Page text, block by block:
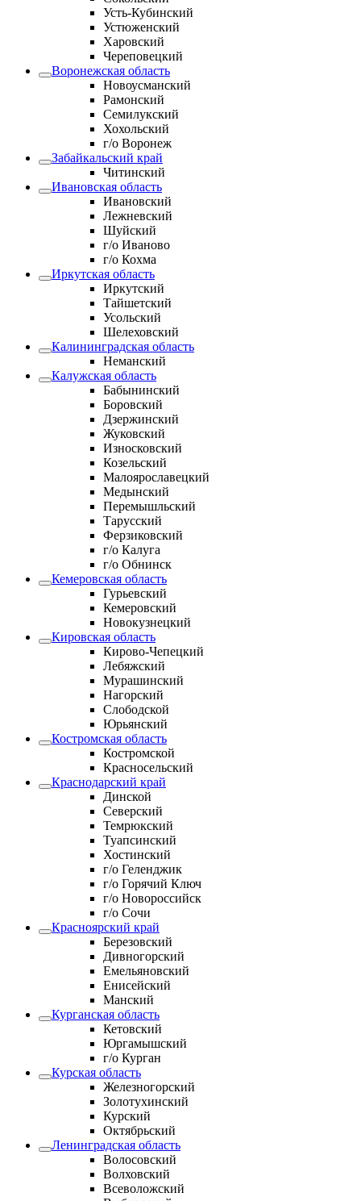
Усть-Кубинский
Устюженский
Харовский
Череповецкий
Воронежская область
Новоусманский
Рамонский
Семилукский
Хохольский
г/о Воронеж
Забайкальский край
Читинский
Ивановская область
Ивановский
Лежневский
Шуйский
г/о Иваново
г/о Кохма
Иркутская область
Иркутский
Тайшетский
Усольский
Шелеховский
Калининградская область
Неманский
Калужская область
Бабынинский
Боровский
Дзержинский
Жуковский
Износковский
Козельский
Малоярославецкий
Медынский
Перемышльский
Тарусский
Ферзиковский
г/о Калуга
г/о Обнинск
Кемеровская область
Гурьевский
Кемеровский
Новокузнецкий
Кировская область
Кирово-Чепецкий
Лебяжский
Мурашинский
Нагорский
Слободской
Юрьянский
Костромская область
Костромской
Красносельский
Краснодарский край
Динской
Северский
Темрюкский
Туапсинский
Хостинский
г/о Геленджик
г/о Горячий Ключ
г/о Новороссийск
г/о Сочи
Красноярский край
Березовский
Дивногорский
Емельяновский
Енисейский
Манский
Курганская область
Кетовский
Юргамышский
г/о Курган
Курская область
Железногорский
Золотухинский
Курский
Октябрьский
Ленинградская область
Волосовский
Волховский
Всеволожский